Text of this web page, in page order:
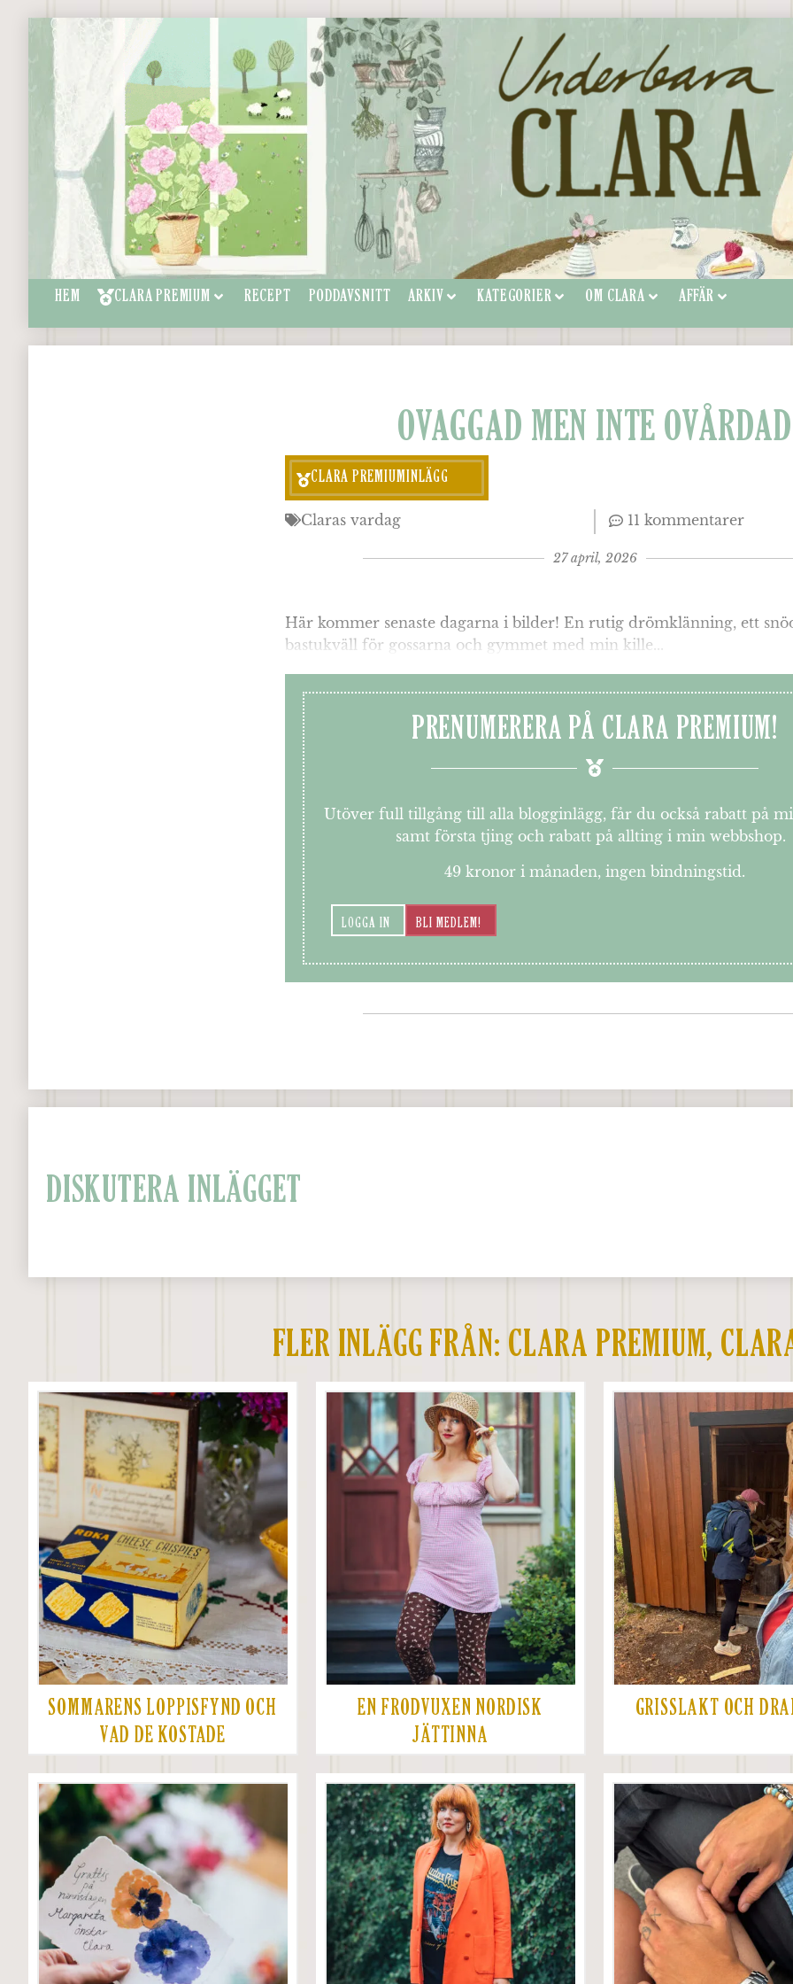
HEM CLARA PREMIUM RECEPT PODDAVSNITT ARKIV KATEGORIER OM CLARA AFFÄR
OVAGGAD MEN INTE OVÅRDAD
CLARA PREMIUMINLÄGG
Claras vardag 11 kommentarer
27 april, 2026
Här kommer senaste dagarna i bilder! En rutig drömklänning, ett
bastukväll för gossarna och gymmet med min kille...
PRENUMERERA PÅ CLARA PREMIUM!
Utöver full tillgång till alla blogginlägg, får du också rabatt på
samt första tjing och rabatt på allting i min webbshop.
49 kronor i månaden, ingen bindningstid.
LOGGA IN BLI MEDLEM!
DISKUTERA INLÄGGET
FLER INLÄGG FRÅN: CLARA PREMIUM,
SOMMARENS LOPPISFYND OCH
VAD DE KOSTADE
EN FRODVUXEN NORDISK
JÄTTINNA
GRISSLAKT OCH